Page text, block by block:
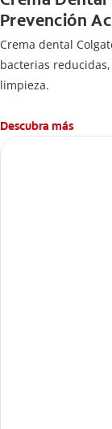
Prevención
Crema dental
bacterias
limpieza.
Descubra más